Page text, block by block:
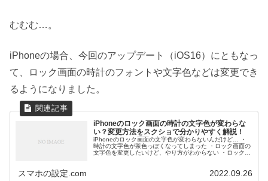
むむむ…。
iPhoneの場合、今回のアップデート（iOS16）にともなっ
て、ロック画面の時計のフォントや文字色などは変更でき
るようになりました。
iPhoneのロック画面の時計の文字色が変わらな
い？変更方法をスクショで分かりやすく解説！
iPhoneのロック画面の文字色が変わらないんだけど… ・
時計の文字色が茶色っぽくなってしまった ・ロック画面の
文字色を変更したいけど、やり方がわからない ・ロック画
スマホの設定.com 2022.09.26